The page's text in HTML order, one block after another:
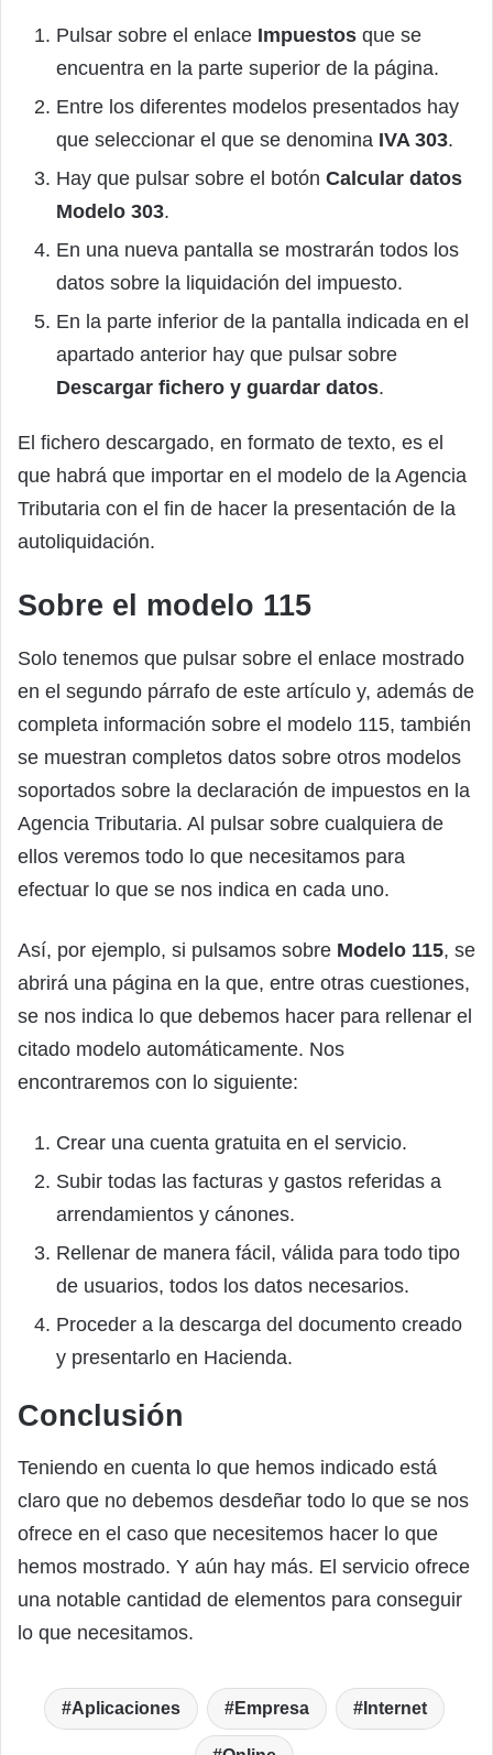
Pulsar sobre el enlace Impuestos que se
encuentra en la parte superior de la página.
Entre los diferentes modelos presentados hay
que seleccionar el que se denomina IVA 303.
Hay que pulsar sobre el botón Calcular datos
Modelo 303.
En una nueva pantalla se mostrarán todos los
datos sobre la liquidación del impuesto.
En la parte inferior de la pantalla indicada en el
apartado anterior hay que pulsar sobre
Descargar fichero y guardar datos.
El fichero descargado, en formato de texto, es el
que habrá que importar en el modelo de la Agencia
Tributaria con el fin de hacer la presentación de la
autoliquidación.
Sobre el modelo 115
Solo tenemos que pulsar sobre el enlace mostrado
en el segundo párrafo de este artículo y, además de
completa información sobre el modelo 115, también
se muestran completos datos sobre otros modelos
soportados sobre la declaración de impuestos en la
Agencia Tributaria. Al pulsar sobre cualquiera de
ellos veremos todo lo que necesitamos para
efectuar lo que se nos indica en cada uno.
Así, por ejemplo, si pulsamos sobre Modelo 115, se
abrirá una página en la que, entre otras cuestiones,
se nos indica lo que debemos hacer para rellenar el
citado modelo automáticamente. Nos
encontraremos con lo siguiente:
Crear una cuenta gratuita en el servicio.
Subir todas las facturas y gastos referidas a
arrendamientos y cánones.
Rellenar de manera fácil, válida para todo tipo
de usuarios, todos los datos necesarios.
Proceder a la descarga del documento creado
y presentarlo en Hacienda.
Conclusión
Teniendo en cuenta lo que hemos indicado está
claro que no debemos desdeñar todo lo que se nos
ofrece en el caso que necesitemos hacer lo que
hemos mostrado. Y aún hay más. El servicio ofrece
una notable cantidad de elementos para conseguir
lo que necesitamos.
Aplicaciones Empresa Internet